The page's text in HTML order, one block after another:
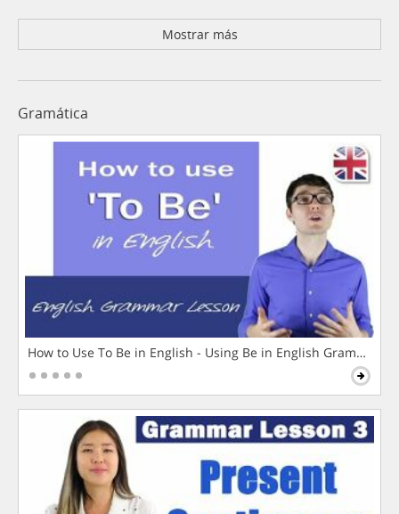
Mostrar más
Gramática
How to Use To Be in English - Using Be in English Grammar